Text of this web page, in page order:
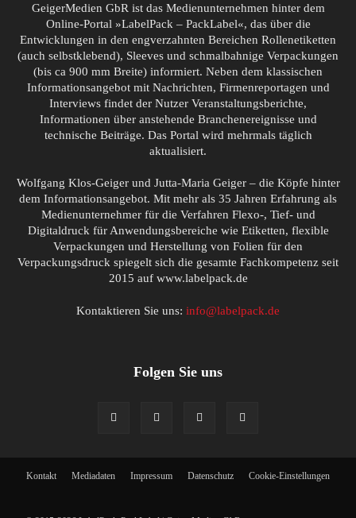
GeigerMedien GbR ist das Medienunternehmen hinter dem
Online-Portal »LabelPack – PackLabel«, das über die
Entwicklungen in den engverzahnten Bereichen Rollenetiketten
(auch selbstklebend), Sleeves und schmalbahnige Verpackungen
(bis ca 900 mm Breite) informiert. Neben dem klassischen
Informationsangebot mit Nachrichten, Firmenreportagen und
Interviews findet der Nutzer Veranstaltungsberichte,
Informationen über anstehende Branchenereignisse und
technische Beiträge. Das Portal wird mehrmals täglich
aktualisiert.
Wolfgang Klos-Geiger und Jutta-Maria Geiger – die Köpfe hinter
dem Informationsangebot. Mit mehr als 35 Jahren Erfahrung als
Medienunternehmer für die Verfahren Flexo-, Tief- und
Digitaldruck für Anwendungsbereiche wie Etiketten, flexible
Verpackungen und Herstellung von Folien für den
Verpackungsdruck spiegelt sich die gesamte Fachkompetenz seit
2015 auf www.labelpack.de
Kontaktieren Sie uns: info@labelpack.de
Folgen Sie uns
Kontakt Mediadaten Impressum Datenschutz Cookie-Einstellungen